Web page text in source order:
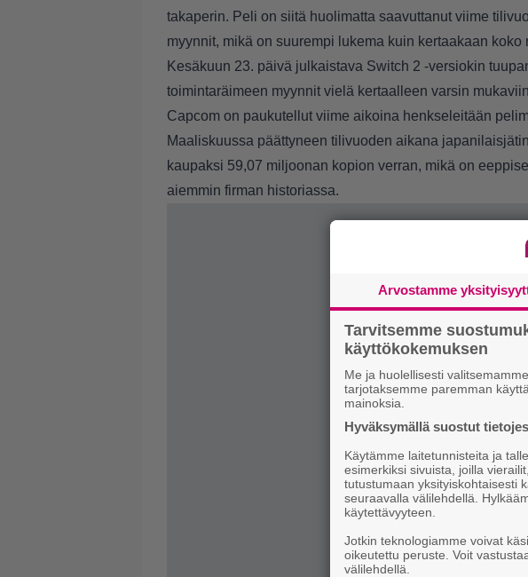
takaperin. Peli on siitä huolimatta saavuttanut viime
myynnit, mikä on suurempi lukema kuin kertaakaan
Kesäkuun 23. päivä julkaistava Switch 2 -versiokin
toimintaräimeen myynnit vielä kertaalleen varsin
Capcom on paukutellut viime aikoina henkseleitään
Maaliskuussa päättyneen tilivuoden aikana
kaupaksi 59,07 miljoonan kopion verran, mikä on
aiemmin firman historiassa.
Arvostamme
Tarvitsemme
käyttökokemuksen
Me ja huolellisesti valitsemamme
tarjotaksemme paremman
mainoksia.
Hyväksymällä suostut
Käytämme laitetunnisteita ja
esimerkiksi sivuista, joilla
tutustumaan yksityiskohtaisesti
seuraavalla välilehdellä.
käytettävyyteen.
Jotkin teknologiamme voivat
oikeutettu peruste. Voit
välilehdellä.